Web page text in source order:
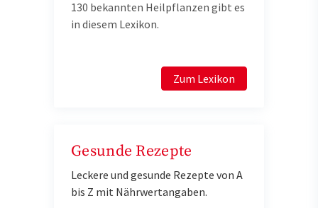
130 bekannten Heilpflanzen gibt es
in diesem Lexikon.
Zum Lexikon
Gesunde Rezepte
Leckere und gesunde Rezepte von A
bis Z mit Nährwertangaben.